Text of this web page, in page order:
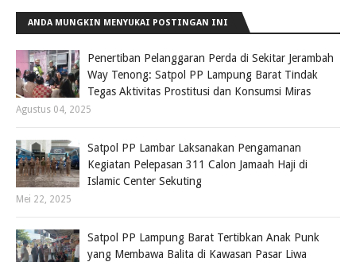
ANDA MUNGKIN MENYUKAI POSTINGAN INI
Penertiban Pelanggaran Perda di Sekitar Jerambah
Way Tenong: Satpol PP Lampung Barat Tindak
Tegas Aktivitas Prostitusi dan Konsumsi Miras
Agustus 04, 2025
Satpol PP Lambar Laksanakan Pengamanan
Kegiatan Pelepasan 311 Calon Jamaah Haji di
Islamic Center Sekuting
Mei 22, 2025
Satpol PP Lampung Barat Tertibkan Anak Punk
yang Membawa Balita di Kawasan Pasar Liwa